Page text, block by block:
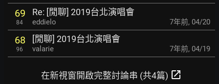
69
84
Re: [閒聊] 2019台北演唱會
eddielo 7年前, 04/20
68
96
[閒聊] 2019台北演唱會
valarie 7年前, 04/19
在新視窗開啟完整討論串 (共4篇) open_in_new